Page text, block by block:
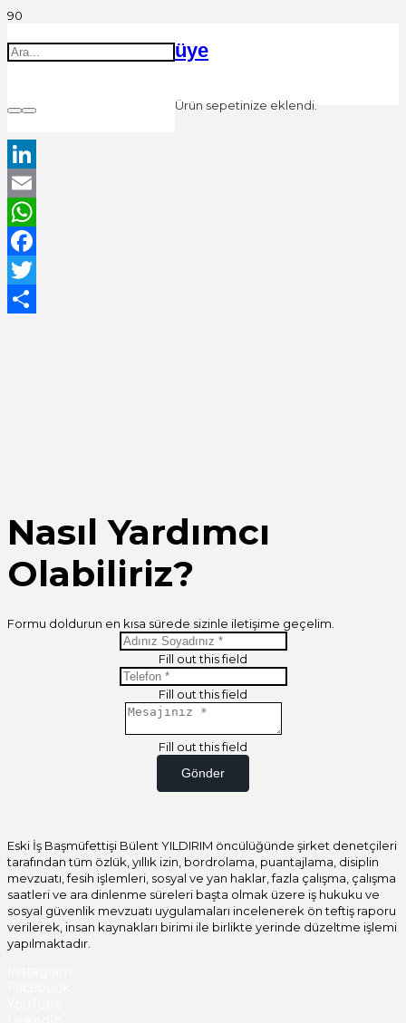
üye
Ürün sepetinize eklendi.
LinkedIn
Email
WhatsApp
Facebook
Twitter
Nasıl Yardımcı
Olabiliriz?
Formu doldurun en kısa sürede sizinle iletişime geçelim.
Fill out this field
Fill out this field
Fill out this field
Gönder
Eski İş Başmüfettişi Bülent YILDIRIM öncülüğünde şirket denetçileri
tarafından tüm özlük, yıllık izin, bordrolama, puantajlama, disiplin
mevzuatı, fesih işlemleri, sosyal ve yan haklar, fazla çalışma, çalışma
saatleri ve ara dinlenme süreleri başta olmak üzere iş hukuku ve
sosyal güvenlik mevzuatı uygulamaları incelenerek ön teftiş raporu
verilerek, insan kaynakları birimi ile birlikte yerinde düzeltme işlemi
yapılmaktadır.